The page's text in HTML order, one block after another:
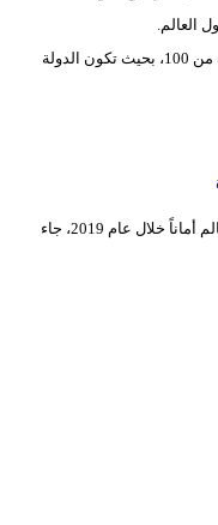
ورتب المؤشر الدول بحصول كل دولة على درجة من 100، بحيث تكون الدولة
وحدد المؤشر 12 دولة حول العالم كأكثر دول العالم أماناً خلال عام 2019، جاء